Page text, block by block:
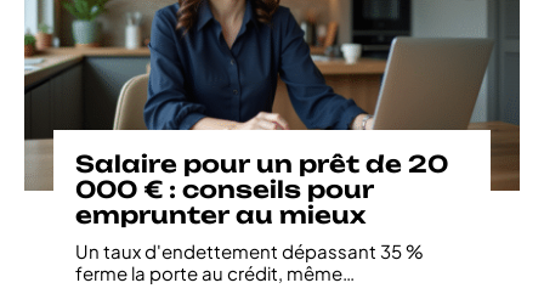
Salaire pour un prêt de 20
000 € : conseils pour
emprunter au mieux
Un taux d'endettement dépassant 35 %
ferme la porte au crédit, même…